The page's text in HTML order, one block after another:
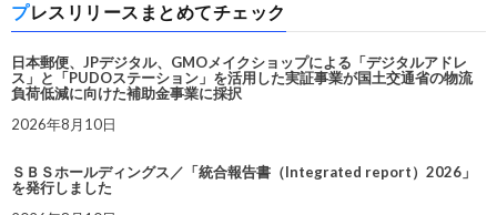
プレスリリースまとめてチェック
日本郵便、JPデジタル、GMOメイクショップによる「デジタルアドレ
ス」と「PUDOステーション」を活用した実証事業が国土交通省の物流
負荷低減に向けた補助金事業に採択
2026年8月10日
ＳＢＳホールディングス／「統合報告書（Integrated report）2026」
を発行しました